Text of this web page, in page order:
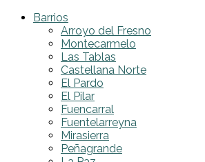
Barrios
Arroyo del Fresno
Montecarmelo
Las Tablas
Castellana Norte
El Pardo
El Pilar
Fuencarral
Fuentelarreyna
Mirasierra
Peñagrande